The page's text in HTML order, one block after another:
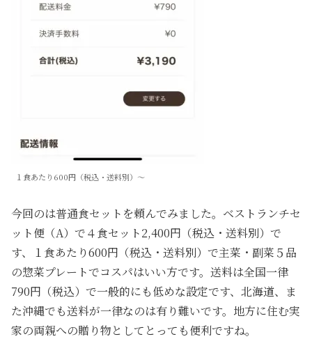
１食あたり600円（税込・送料別）〜
今回のは普通食セットを頼んでみました。ベストランチセ
ット便（A）で４食セット2,400円（税込・送料別）で
す、１食あたり600円（税込・送料別）で主菜・副菜５品
の惣菜プレートでコスパはいい方です。送料は全国一律
790円（税込）で一般的にも低めな設定です、北海道、ま
た沖縄でも送料が一律なのは有り難いです。地方に住む実
家の両親への贈り物としてとっても便利ですね。